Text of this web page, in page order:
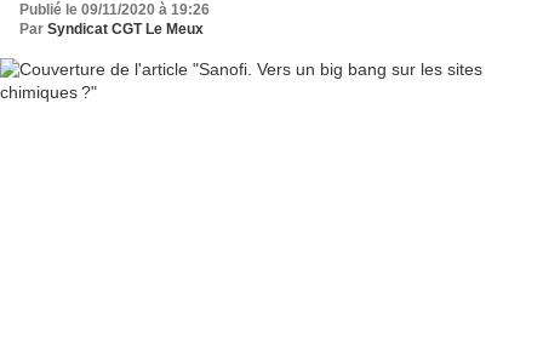
Publié le 09/11/2020 à 19:26
Par Syndicat CGT Le Meux